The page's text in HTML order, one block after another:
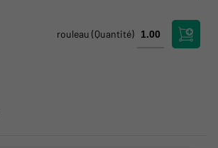
rouleau (Quantité)